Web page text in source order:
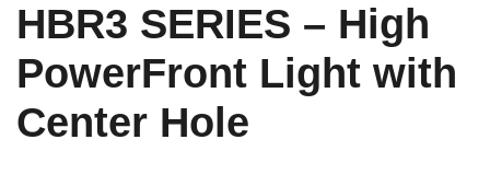
HBR3 SERIES – High
PowerFront Light with
Center Hole